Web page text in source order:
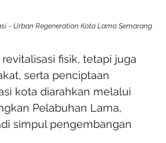
- Urban Regeneration Kota Lama Semarang
fisik, tetapi juga
serta penciptaan
kota diarahkan melalui
Pelabuhan Lama,
simpul pengembangan